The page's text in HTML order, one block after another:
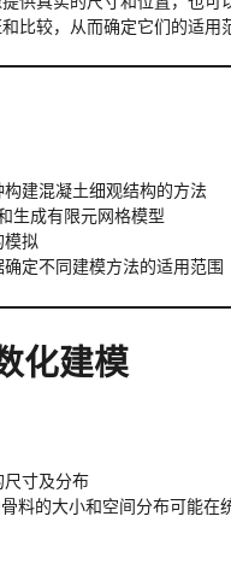
比较，从而确定它们的适用
建混凝土细观结构的方法
生成有限元网格模型
模拟
定不同建模方法的适用范围
化建模
寸及分布
料的大小和空间分布可能在